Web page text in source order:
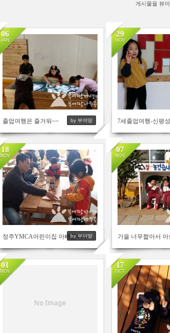
게시물을 뷰
졸업여행은 즐거워~~
06
JAN
by 부여땅
3388
7세졸업여행-신평
29
NOV
3566
정주YMCA어린이집 아빠참여수업 11월
18
NOV
by 부여땅
3107
가을 너무짧아서 아
07
NOV
2765
No Image
01
NOV
17
OCT
2626